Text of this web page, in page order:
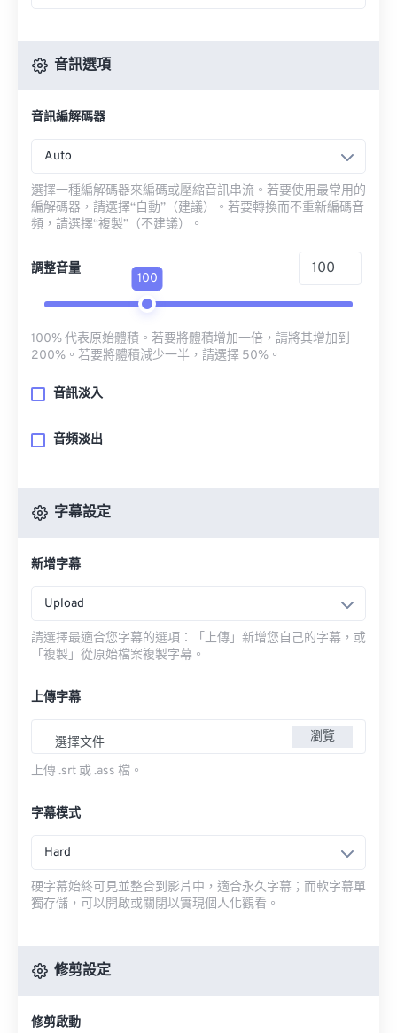
音訊選項
音訊編解碼器
Auto
選擇一種編解碼器來編碼或壓縮音訊串流。若要使用最常用的
編解碼器，請選擇“自動”（建議）。若要轉換而不重新編碼音
頻，請選擇“複製”（不建議）。
調整音量
100
100% 代表原始體積。若要將體積增加一倍，請將其增加到
200%。若要將體積減少一半，請選擇 50%。
音訊淡入
音頻淡出
字幕設定
新增字幕
Upload
請選擇最適合您字幕的選項：「上傳」新增您自己的字幕，或
「複製」從原始檔案複製字幕。
上傳字幕
選擇文件 瀏覽
上傳 .srt 或 .ass 檔。
字幕模式
Hard
硬字幕始終可見並整合到影片中，適合永久字幕；而軟字幕單
獨存儲，可以開啟或關閉以實現個人化觀看。
修剪設定
修剪啟動